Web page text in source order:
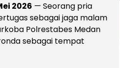
2026 — Seorang pria
sebagai jaga malam
Polrestabes Medan
sebagai tempat